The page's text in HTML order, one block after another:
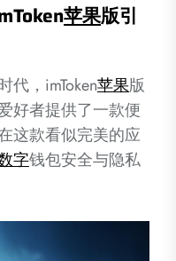
苹果版引
代，imToken苹果版
好者提供了一款便
这款看似完美的应
字钱包安全与隐私